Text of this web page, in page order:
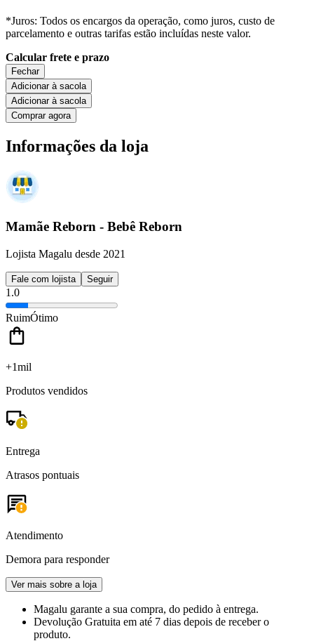
*Juros: Todos os encargos da operação, como juros, custo de
parcelamento e outras tarifas estão incluídas neste valor.
Calcular frete e prazo
Fechar
Adicionar à sacola
Adicionar à sacola
Comprar agora
Informações da loja
Mamãe Reborn - Bebê Reborn
Lojista Magalu desde 2021
Fale com lojista Seguir
1.0
RuimÓtimo
+1mil
Produtos vendidos
Entrega
Atrasos pontuais
Atendimento
Demora para responder
Ver mais sobre a loja
Magalu garante a sua compra, do pedido à entrega.
Devolução Gratuita em até 7 dias depois de receber o
produto.